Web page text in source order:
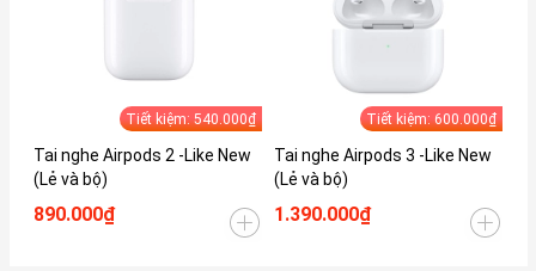
Tiết kiệm: 540.000₫
Tai nghe Airpods 2 -Like New
(Lẻ và bộ)
890.000₫
Tiết kiệm: 600.000₫
Tai nghe Airpods 3 -Like New
(Lẻ và bộ)
1.390.000₫